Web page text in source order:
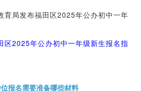
育局发布福田区2025年公办初中一年
区2025年公办初中一年级新生报名指
报名需要准备哪些材料